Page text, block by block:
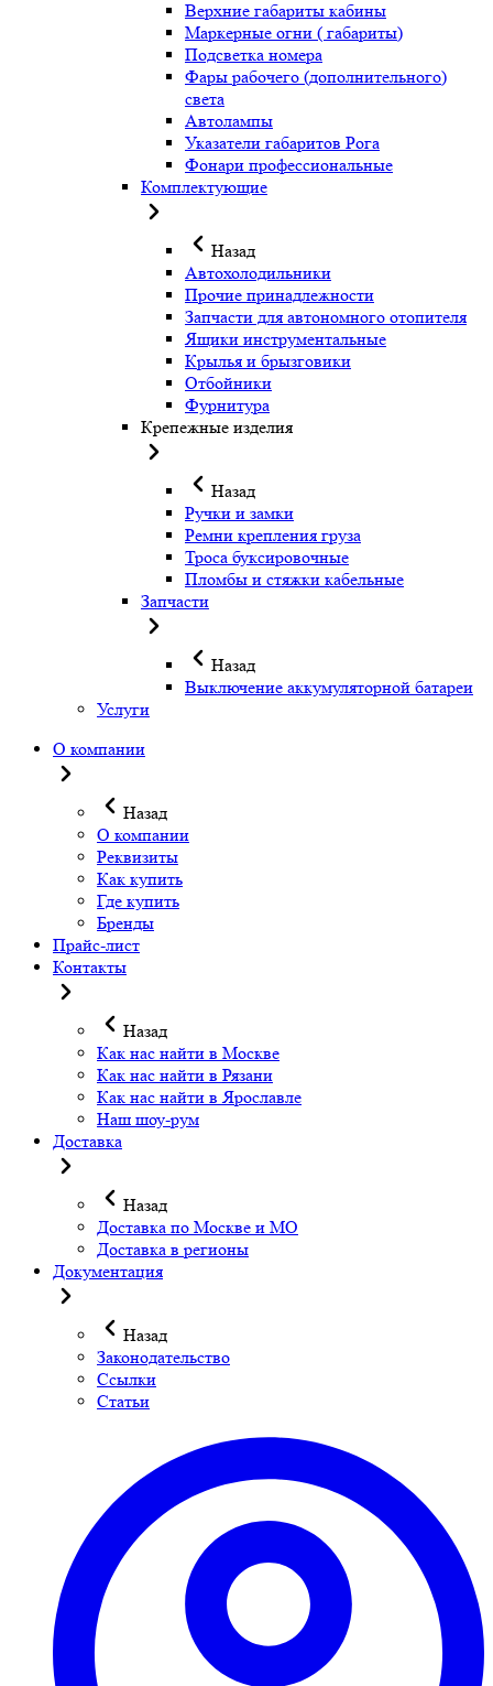
Верхние габариты кабины
Маркерные огни ( габариты)
Подсветка номера
Фары рабочего (дополнительного)
света
Автолампы
Указатели габаритов Рога
Фонари профессиональные
Комплектующие
Назад
Автохолодильники
Прочие принадлежности
Запчасти для автономного отопителя
Ящики инструментальные
Крылья и брызговики
Отбойники
Фурнитура
Крепежные изделия
Назад
Ручки и замки
Ремни крепления груза
Троса буксировочные
Пломбы и стяжки кабельные
Запчасти
Назад
Выключение аккумуляторной батареи
Услуги
О компании
Назад
О компании
Реквизиты
Как купить
Где купить
Бренды
Прайс-лист
Контакты
Назад
Как нас найти в Москве
Как нас найти в Рязани
Как нас найти в Ярославле
Наш шоу-рум
Доставка
Назад
Доставка по Москве и МО
Доставка в регионы
Документация
Назад
Законодательство
Ссылки
Статьи